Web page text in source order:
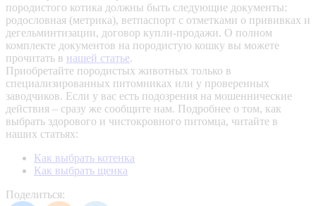
породистого котика должны быть следующие документы:
родословная (метрика), ветпаспорт с отметками о прививках и
дегельминтизации, договор купли-продажи. О полном
комплекте документов на породистую кошку вы можете
прочитать в нашей статье.
Приобретайте породистых животных только в
специализированных питомниках или у проверенных
заводчиков. Если у вас есть подозрения на мошеннические
действия – сразу же сообщите нам. Подробнее о том, как
выбрать здорового и чистокровного питомца, читайте в
наших статьях:
Как выбрать котенка
Как выбрать щенка
Поделиться: